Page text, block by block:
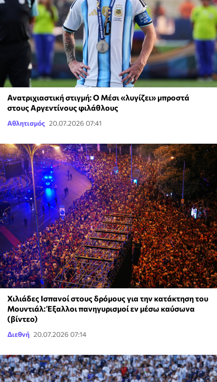
Ανατριχιαστική στιγμή: Ο Μέσι «λυγίζει» μπροστά
στους Αργεντίνους φιλάθλους
Αθλητισμός 20.07.2026 07:41
Χιλιάδες Ισπανοί στους δρόμους για την κατάκτηση του
Μουντιάλ: Έξαλλοι πανηγυρισμοί εν μέσω καύσωνα
(βίντεο)
Διεθνή 20.07.2026 07:14